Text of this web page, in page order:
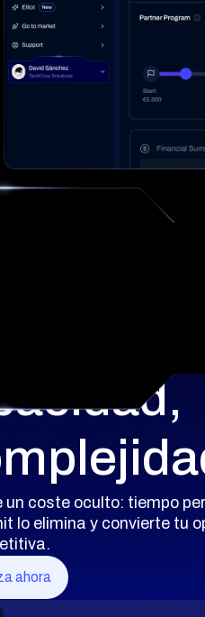
coste oculto: tiempo
lo elimina y convierte tu
ahora